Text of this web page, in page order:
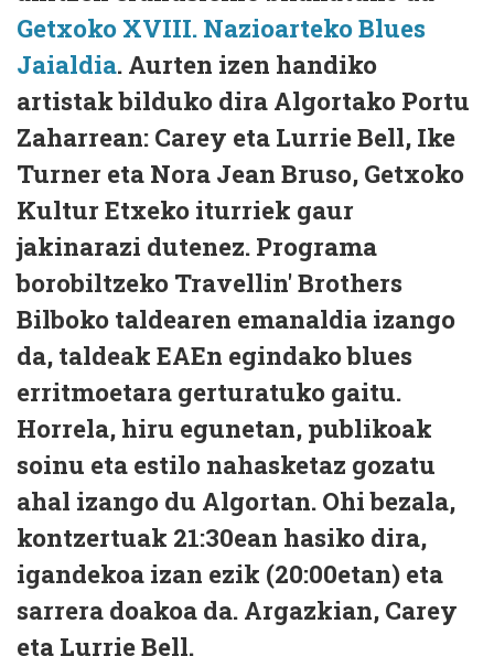
Getxoko XVIII. Nazioarteko Blues
Jaialdia. Aurten izen handiko
artistak bilduko dira Algortako Portu
Zaharrean: Carey eta Lurrie Bell, Ike
Turner eta Nora Jean Bruso, Getxoko
Kultur Etxeko iturriek gaur
jakinarazi dutenez. Programa
borobiltzeko Travellin' Brothers
Bilboko taldearen emanaldia izango
da, taldeak EAEn egindako blues
erritmoetara gerturatuko gaitu.
Horrela, hiru egunetan, publikoak
soinu eta estilo nahasketaz gozatu
ahal izango du Algortan. Ohi bezala,
kontzertuak 21:30ean hasiko dira,
igandekoa izan ezik (20:00etan) eta
sarrera doakoa da. Argazkian, Carey
eta Lurrie Bell.